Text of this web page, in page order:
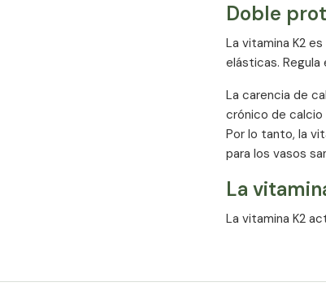
Doble
La vitamina K2
elásticas.
La carencia de
crónico de calcio
Por lo tanto, la
para los vasos
La
La vitamina K2